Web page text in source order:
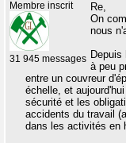
Membre inscrit
31 945 messages
Re,
On
nous
à peu
entre un couvreur
échelle, et
sécurité et les
accidents du travail
dans les activités en